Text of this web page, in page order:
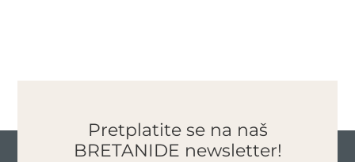
Pretplatite se na naš
BRETANIDE newsletter!